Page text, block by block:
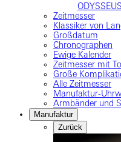
ODYSSEUS
Zeitmesser
Klassiker von
Großdatum
Chronographen
Ewige Kalender
Zeitmesser mit
Große
Alle Zeitmesser
Manufaktur-
Armbänder und
Manufaktur
Zurück